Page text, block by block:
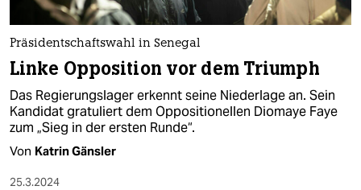
Präsidentschaftswahl in Senegal
Linke Opposition vor dem Triumph
Das Regierungslager erkennt seine Niederlage an. Sein
Kandidat gratuliert dem Oppositionellen Diomaye Faye
zum „Sieg in der ersten Runde“.
Von Katrin Gänsler
25.3.2024